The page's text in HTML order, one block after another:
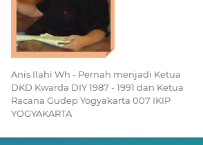
Anis Ilahi Wh - Pernah menjadi Ketua
DKD Kwarda DIY 1987 - 1991 dan Ketua
Racana Gudep Yogyakarta 007 IKIP
YOGYAKARTA